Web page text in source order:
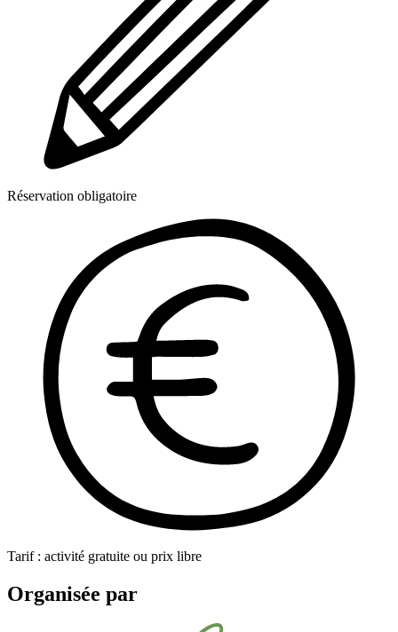
Réservation obligatoire
Tarif : activité gratuite ou prix libre
Organisée par